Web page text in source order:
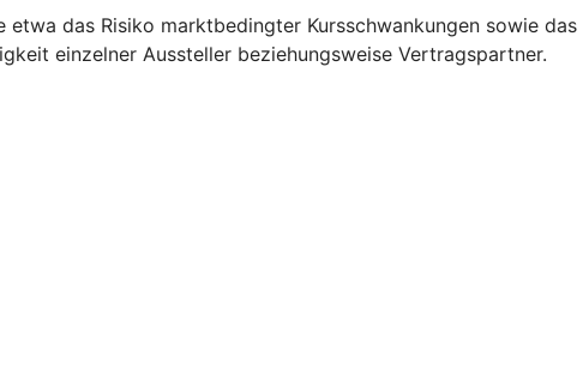
das Risiko marktbedingter Kursschwankungen sowie das
einzelner Aussteller beziehungsweise Vertragspartner.